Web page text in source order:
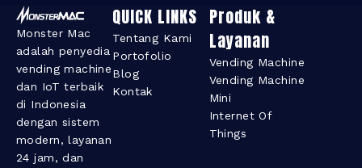
Monster Mac
adalah penyedia
vending machine
dan IoT terbaik
di Indonesia
dengan sistem
modern, layanan
24 jam, dan
QUICK LINKS
Tentang Kami
Portofolio
Blog
Kontak
Produk &
Layanan​
Vending Machine
Vending Machine
Mini
Internet Of
Things